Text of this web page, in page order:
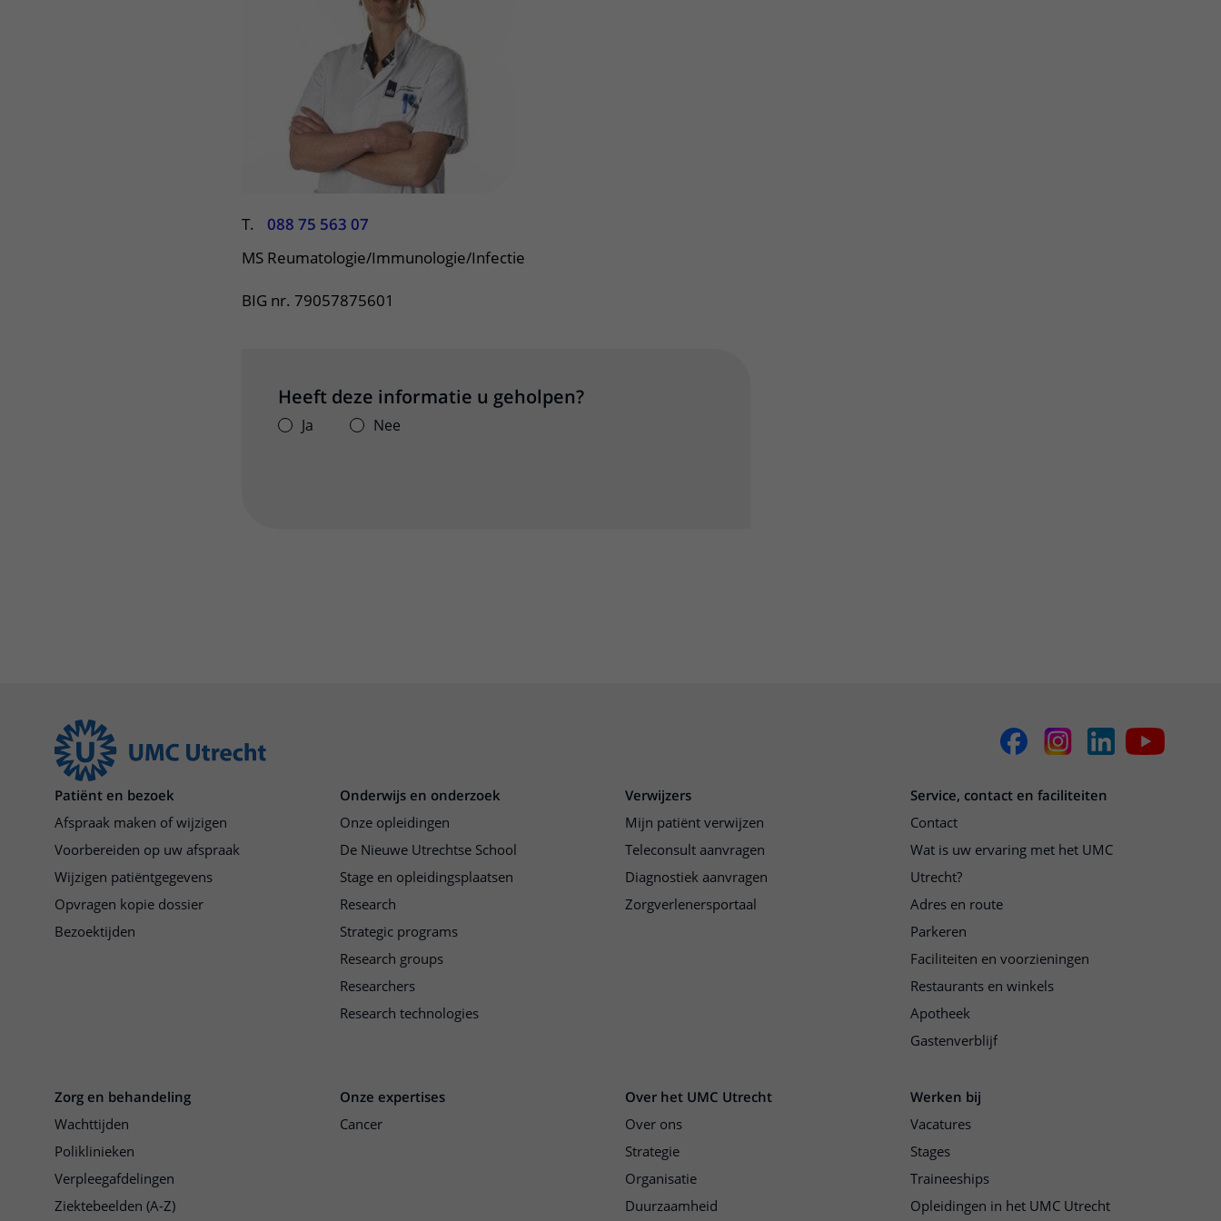
Wijzigen patiëntgegevens
T.
088 75 563 07
MS Reumatologie/Immunologie/Infectie
BIG nr. 79057875601
Heeft deze informatie u geholpen?
Ja Nee
Patiënt en bezoek
Afspraak maken of wijzigen
Voorbereiden op uw afspraak
Wijzigen patiëntgegevens
Opvragen kopie dossier
Bezoektijden
Onderwijs en onderzoek
Onze opleidingen
De Nieuwe Utrechtse School
Stage en opleidingsplaatsen
Research
Strategic programs
Research groups
Researchers
Research technologies
Verwijzers
Mijn patiënt verwijzen
Teleconsult aanvragen
Diagnostiek aanvragen
Zorgverlenersportaal
Service, contact en faciliteiten
Contact
Wat is uw ervaring met het UMC
Utrecht?
Adres en route
Parkeren
Faciliteiten en voorzieningen
Restaurants en winkels
Apotheek
Gastenverblijf
Zorg en behandeling
Wachttijden
Poliklinieken
Verpleegafdelingen
Ziektebeelden (A-Z)
Onze expertises
Cancer
Over het UMC Utrecht
Over ons
Strategie
Organisatie
Duurzaamheid
Werken bij
Vacatures
Stages
Traineeships
Opleidingen in het UMC Utrecht